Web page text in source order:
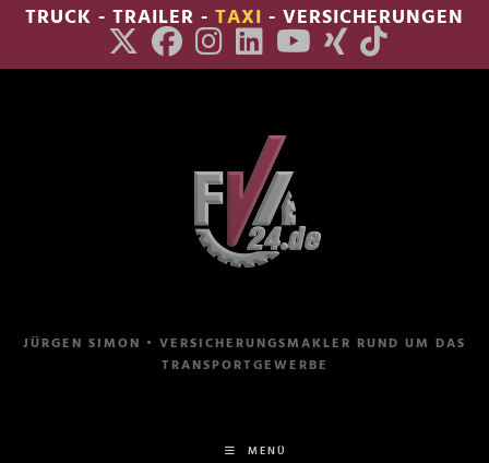
Zum
springen
TRUCK - TRAILER - TAXI - VERSICHERUNGEN
JÜRGEN SIMON • VERSICHERUNGSMAKLER RUND UM DAS
TRANSPORTGEWERBE
MENÜ